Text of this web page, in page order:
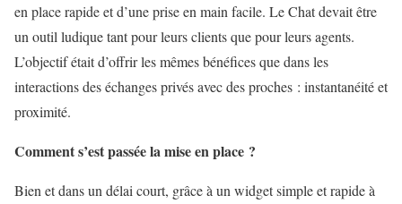
en place rapide et d’une prise en main facile. Le Chat devait être
un outil ludique tant pour leurs clients que pour leurs agents.
L’objectif était d’offrir les mêmes bénéfices que dans les
interactions des échanges privés avec des proches : instantanéité et
proximité.
Comment s’est passée la mise en place ?
Bien et dans un délai court, grâce à un widget simple et rapide à